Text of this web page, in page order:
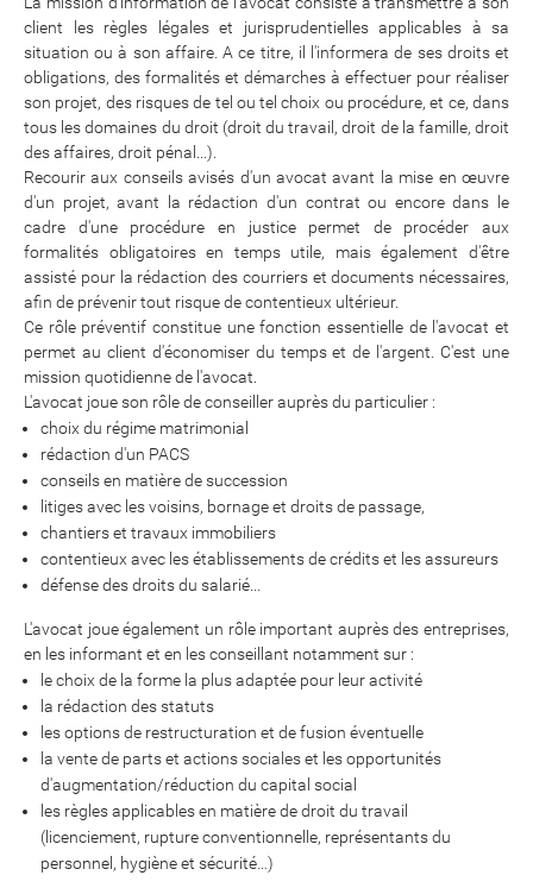
client les règles légales et jurisprudentielles applicables à sa
situation ou à son affaire. A ce titre, il l'informera de ses droits et
obligations, des formalités et démarches à effectuer pour réaliser
son projet, des risques de tel ou tel choix ou procédure, et ce, dans
tous les domaines du droit (droit du travail, droit de la famille, droit
des affaires, droit pénal...).
Recourir aux conseils avisés d'un avocat avant la mise en œuvre
d'un projet, avant la rédaction d'un contrat ou encore dans le
cadre d'une procédure en justice permet de procéder aux
formalités obligatoires en temps utile, mais également d'être
assisté pour la rédaction des courriers et documents nécessaires,
afin de prévenir tout risque de contentieux ultérieur.
Ce rôle préventif constitue une fonction essentielle de l'avocat et
permet au client d'économiser du temps et de l'argent. C'est une
mission quotidienne de l'avocat.
L'avocat joue son rôle de conseiller auprès du particulier :
choix du régime matrimonial
rédaction d'un PACS
conseils en matière de succession
litiges avec les voisins, bornage et droits de passage,
chantiers et travaux immobiliers
contentieux avec les établissements de crédits et les assureurs
défense des droits du salarié...
L'avocat joue également un rôle important auprès des entreprises,
en les informant et en les conseillant notamment sur :
le choix de la forme la plus adaptée pour leur activité
la rédaction des statuts
les options de restructuration et de fusion éventuelle
la vente de parts et actions sociales et les opportunités
d'augmentation/réduction du capital social
les règles applicables en matière de droit du travail
(licenciement, rupture conventionnelle, représentants du
personnel, hygiène et sécurité…)